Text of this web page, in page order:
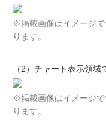
※掲載画像はイメージ
ります。
（2）チャート表示領域
※掲載画像はイメージ
ります。